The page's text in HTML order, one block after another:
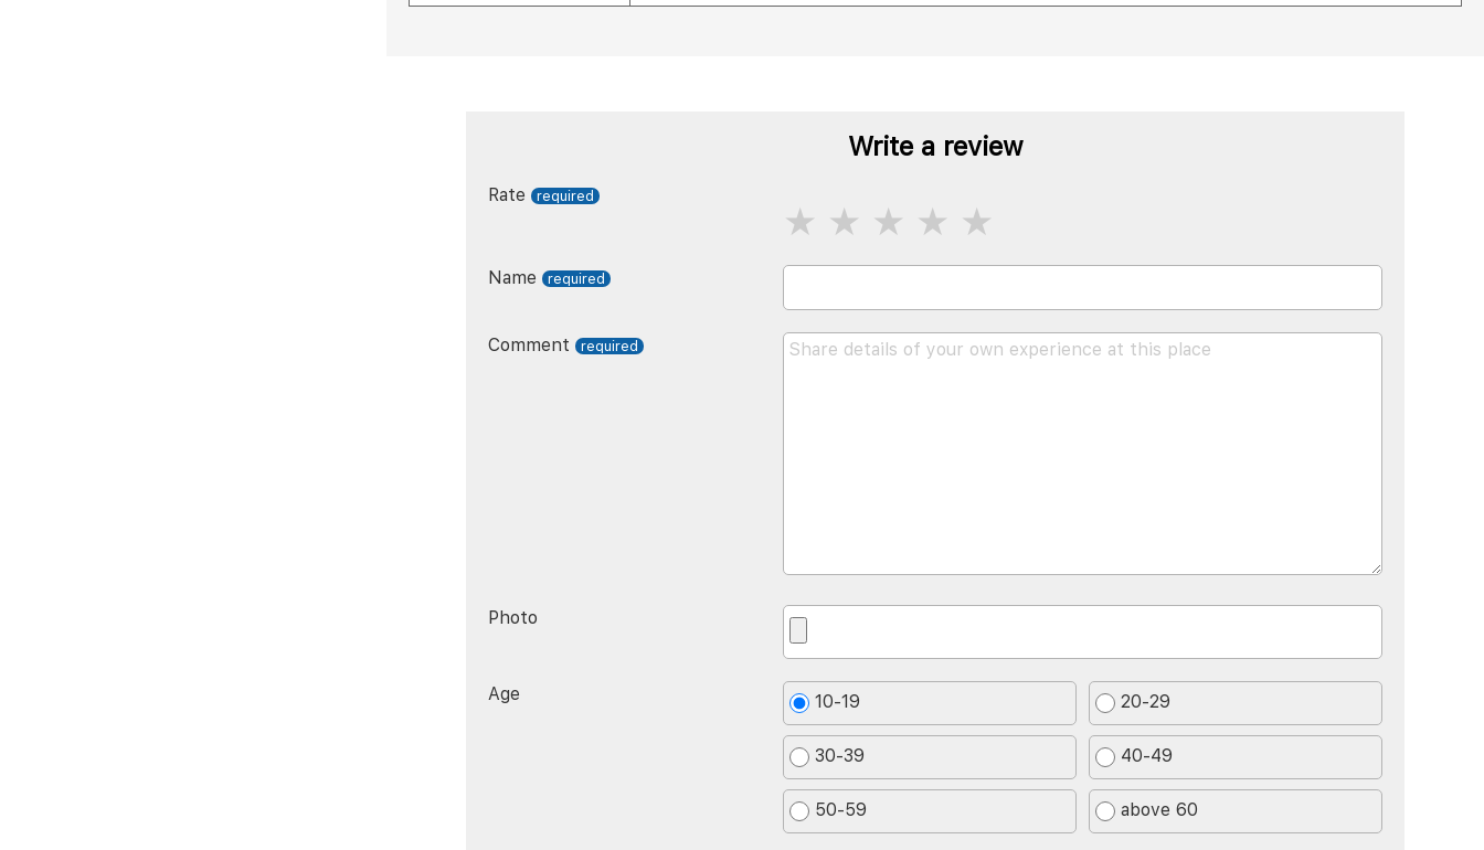
Write a review
Rate
Name
Comment
Photo
Age 10-19 20-29
30-39 40-49
50-59 above 60